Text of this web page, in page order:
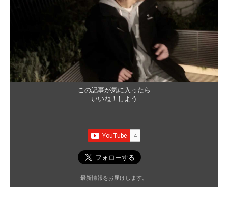
この記事が気に入ったら
いいね！しよう
最新情報をお届けします。